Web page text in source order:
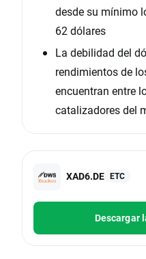
desde su mínimo
62 dólares
La debilidad del
rendimientos de
encuentran entre
catalizadores del
XAD6.DE ETC
Descargar